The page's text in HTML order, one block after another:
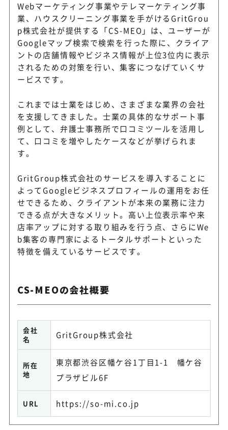
Webマーケティング事業やテレマーケティング事
業、ハウスクリーニング事業を手がけるGritGrou
p株式会社が提供する「CS-MEO」は、ユーザーが
Googleマップ検索で検索を行った際に、クライア
ントの店舗情報やビジネス情報が上位3位内に表示
されるための対策を行い、集客につなげていくサ
ービスです。
これまでは士業をはじめ、さまざまな業界の会社
を支援してきました。士業の具体的なサポート事
例として、弁護士事務所で口コミツールを活用し
て、口コミを増やしたケースなどが挙げられま
す。
GritGroup株式会社のサービスを導入することに
よってGoogleビジネスプロフィールの運用をお任
せできるため、クライアントが本来の業務に注力
できる点が大きなメリット。高い上位表示率や来
店率アップに対する取り組みを行う点、さらにWe
b集客の専門家によるトータルサポートといった
特徴を備えているサービスです。
CS-MEOの会社概要
会社
名
GritGroup株式会社
所在
地
東京都渋谷区幡ケ谷1丁目1-1 幡ケ谷
プラザビル6F
URL https://so-mi.co.jp